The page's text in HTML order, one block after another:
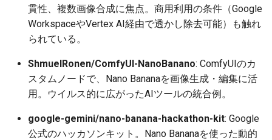
2026-06-24
2026-06-22
2026-06-21
2026-06-20
2025-12-09
2025-12-07
2025-12-06
2025-12-05
2026-06-24
2026-06-22
2026-06-21
2026-06-20
2025-12-09
2025-12-07
2025-12-06
2025-12-05
2026-02-08
2026-01-25
2026-01-18
2026-01-11
2026-02-08
2026-02-08
2026-01-25
2026-01-18
2026-01-11
2026-06-23
2026-06-21
2026-06-19
2026-06-18
2026-02-08
2026-01-25
2026-01-18
2026-01-11
2026-02-01
2026-01-18
2026-01-13
2026-06-22
2026-06-20
2026-06-19
2026-06-18
2025-12-09
2025-12-07
2025-12-06
2025-12-05
2026-02-08
2026-01-25
2026-01-18
2026-01-11
2026-06-24
2026-06-22
2026-06-21
2026-06-20
2026-06-20
2026-06-17
2026-06-16
2026-06-15
貫性、複数画像合成に焦点。商用利用の条件（Google
WorkspaceやVertex AI経由で透かし除去可能）も触れ
られている。
ShmuelRonen/ComfyUI-NanoBanano: ComfyUIのカ
スタムノードで、Nano Bananaを画像生成・編集に活
用。ウイルス的に広がったAIツールの統合例。
google-gemini/nano-banana-hackathon-kit: Google
公式のハッカソンキット。Nano Bananaを使った動的